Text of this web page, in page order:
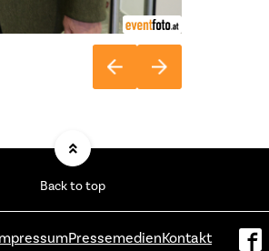
Back to top
PressemedienKontakt